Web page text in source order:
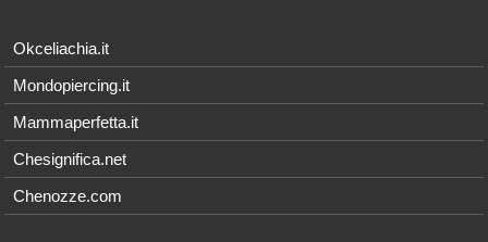
Okceliachia.it
Mondopiercing.it
Mammaperfetta.it
Chesignifica.net
Chenozze.com